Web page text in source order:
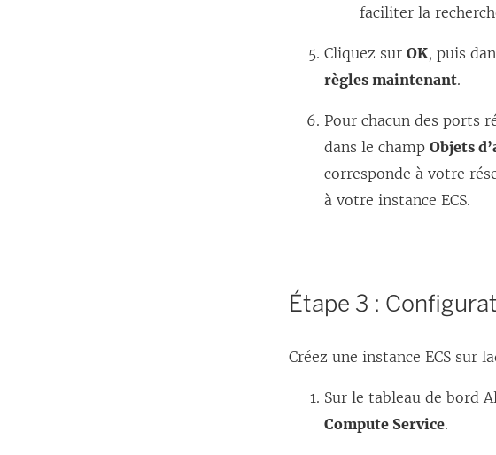
faciliter la
Cliquez surOK, puis
règles maintenant.
Pour chacun des ports
dans le champObjets
corresponde à votre
à votre instance ECS.
Étape 3 :
Créez une instance ECS sur
Sur le tableau de bord
Compute Service.